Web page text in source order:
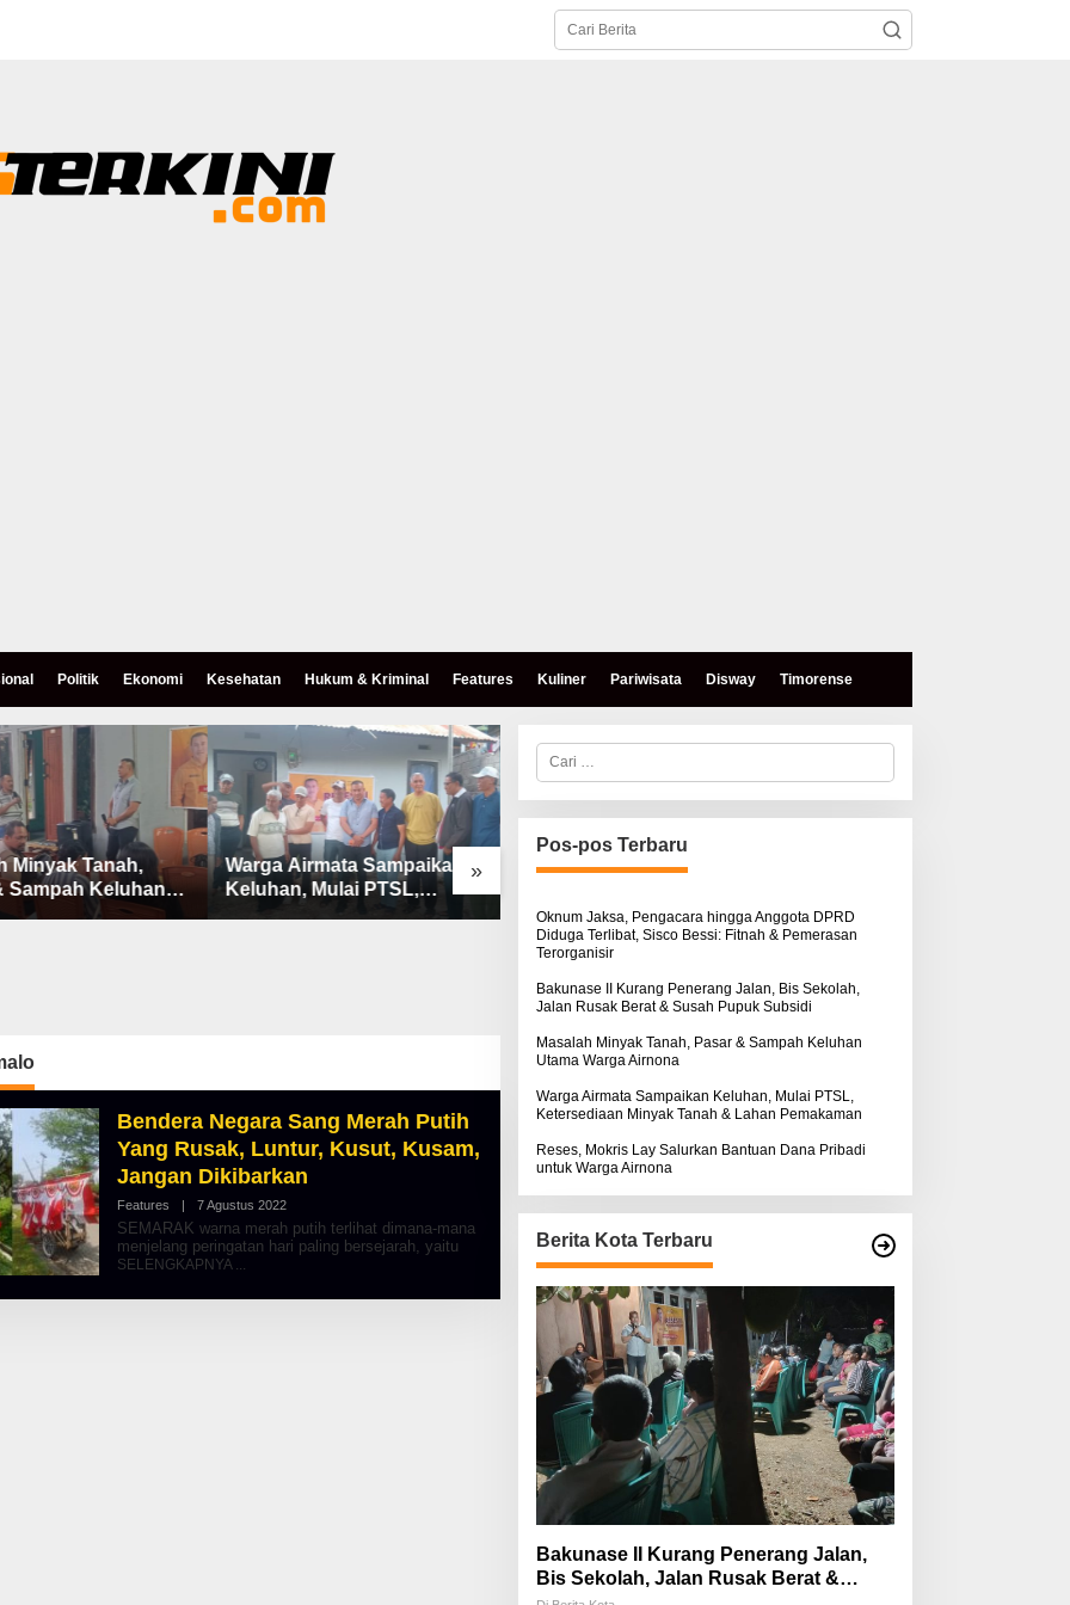
Politik Ekonomi Kesehatan Hukum & Kriminal Features Kuliner Pariwisata Disway Timorense
»
Minyak Tanah,
Sampah Keluhan
Airnona
Warga Airmata Sampaikan
Keluhan, Mulai PTSL,
Ketersediaan Minyak Tanah
Reses, Mokris Lay Salurkan
untuk Warga Airnona
Hukum Kasus Sebastian
Bokol Sarat Rekayasa
Bendera Negara Sang Merah Putih
Yang Rusak, Luntur, Kusut, Kusam,
Jangan Dikibarkan
Features | 7 Agustus 2022O
E
H
SEMARAK warna merah putih terlihat dimana-mana
menjelang peringatan hari paling bersejarah, yaitu
SELENGKAPNYA
C
r
i
u
n
u
:
Pos-pos Terbaru
Oknum Jaksa, Pengacara hingga Anggota DPRD
Diduga Terlibat, Sisco Bessi: Fitnah & Pemerasan
Terorganisir
Bakunase II Kurang Penerang Jalan, Bis Sekolah,
Jalan Rusak Berat & Susah Pupuk Subsidi
Masalah Minyak Tanah, Pasar & Sampah Keluhan
Utama Warga Airnona
Warga Airmata Sampaikan Keluhan, Mulai PTSL,
Ketersediaan Minyak Tanah & Lahan Pemakaman
Reses, Mokris Lay Salurkan Bantuan Dana Pribadi
untuk Warga Airnona
Berita Kota Terbaru
Bakunase II Kurang Penerang Jalan,
Bis Sekolah, Jalan Rusak Berat &